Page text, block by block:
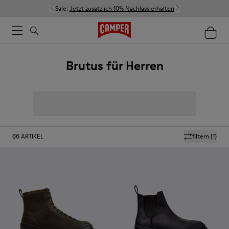
Sale: Jetzt zusätzlich 10% Nachlass erhalten
Brutus für Herren
filtern (1)
66ARTIKEL